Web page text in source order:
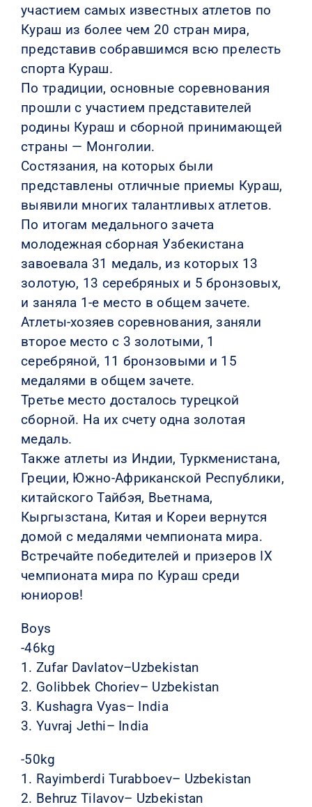
участием самых известных атлетов по
Кураш из более чем 20 стран мира,
представив собравшимся всю прелесть
спорта Кураш.
По традиции, основные соревнования
прошли с участием представителей
родины Кураш и сборной принимающей
страны — Монголии.
Состязания, на которых были
представлены отличные приемы Кураш,
выявили многих талантливых атлетов.
По итогам медального зачета
молодежная сборная Узбекистана
завоевала 31 медаль, из которых 13
золотую, 13 серебряных и 5 бронзовых,
и заняла 1-е место в общем зачете.
Атлеты-хозяев соревнования, заняли
второе место с 3 золотыми, 1
серебряной, 11 бронзовыми и 15
медалями в общем зачете.
Третье место досталось турецкой
сборной. На их счету одна золотая
медаль.
Также атлеты из Индии, Туркменистана,
Греции, Южно-Африканской Республики,
китайского Тайбэя, Вьетнама,
Кыргызстана, Китая и Кореи вернутся
домой с медалями чемпионата мира.
Встречайте победителей и призеров IX
чемпионата мира по Кураш среди
юниоров!
Boys
-46kg
1. Zufar Davlatov–Uzbekistan
2. Golibbek Choriev– Uzbekistan
3. Kushagra Vyas– India
3. Yuvraj Jethi– India
-50kg
1. Rayimberdi Turabboev– Uzbekistan
2. Behruz Tilavov– Uzbekistan